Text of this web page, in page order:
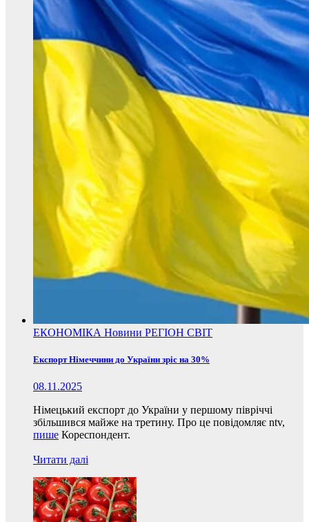
ЕКОНОМІКА Новини РЕГІОН СВІТ
Експорт Німеччини до України зріс на 30%
08.11.2025
Німецький експорт до України у першому півріччі
збільшився майже на третину. Про це повідомляє ntv,
пише Кореспондент.
Читати далі